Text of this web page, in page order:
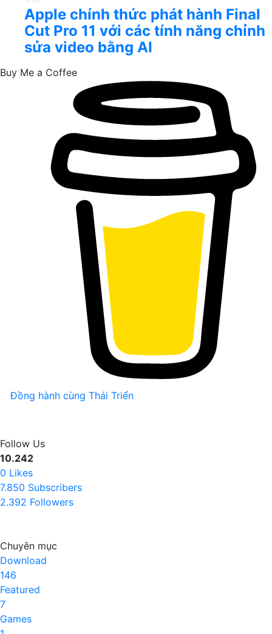
Apple chính thức phát hành Final
Cut Pro 11 với các tính năng chỉnh
sửa video bằng AI
Buy Me a Coffee
Đồng hành cùng Thái Triển
Follow Us
10.242
0 Likes
7.850 Subscribers
2.392 Followers
Chuyên mục
Download
146
Featured
7
Games